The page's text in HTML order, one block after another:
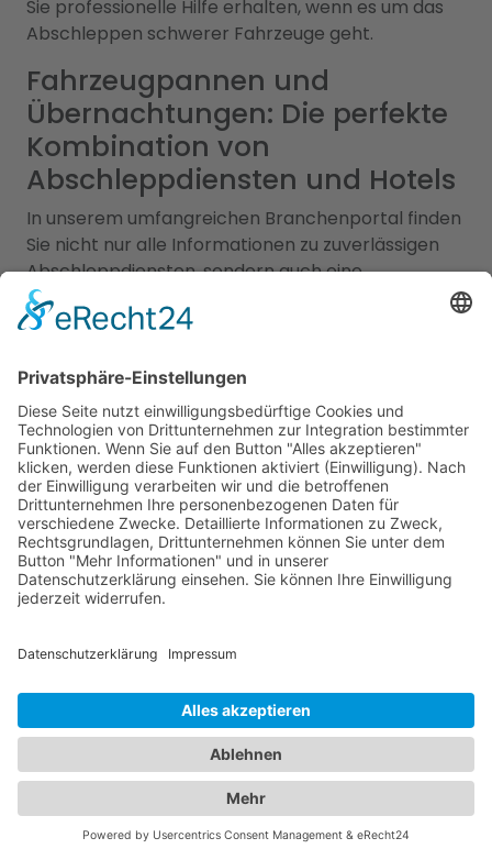
Sie professionelle Hilfe erhalten, wenn es um das
Abschleppen schwerer Fahrzeuge geht.
Fahrzeugpannen und
Übernachtungen: Die perfekte
Kombination von
Abschleppdiensten und Hotels
In unserem umfangreichen Branchenportal finden
Sie nicht nur alle Informationen zu zuverlässigen
Abschleppdiensten, sondern auch eine
umfassende Auswahl an Hotels für Ihren nächsten
Aufenthalt. Wir möchten sicherstellen, dass Sie
Suche nach der idealen Unterkunft bestens
informiert sind. Egal, ob Sie geschäftlich oder
privat unterwegs sind, unser Branchenportal
bietet Ihnen detaillierte Informationen zu
verschiedenen Hotels. Entdecken Sie luxuriöse
Hotels, gemütliche Bed & Breakfasts,
budgetfreundliche Unterkünfte und vieles mehr.
Informieren Sie sich über Zimmerkategorien,
Ausstattung, Lage und Preise, um die perfekte
Unterstützung bieten. In unserer Datenbank finden
Sie eine Auswahl an professionellen
Abschleppdiensten, die Ihnen bei Fahrzeugpannen
und Unfällen zur Seite stehen. Informieren Sie sich
über deren Leistungen, Verfügbarkeit und
Kontaktinformationen, um im Ernstfall schnell Hilfe
zu erhalten. Unser Branchenportal vereint die